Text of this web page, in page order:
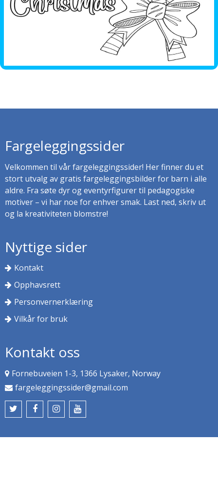
Fargeleggingssider
Velkommen til vår fargeleggingssider! Her finner du et
stort utvalg av gratis fargeleggingsbilder for barn i alle
aldre. Fra søte dyr og eventyrfigurer til pedagogiske
motiver – vi har noe for enhver smak. Last ned, skriv ut
og la kreativiteten blomstre!
Nyttige sider
Kontakt
Opphavsrett
Personvernerklæring
Vilkår for bruk
Kontakt oss
Fornebuveien 1-3, 1366 Lysaker, Norway
fargeleggingssider@gmail.com